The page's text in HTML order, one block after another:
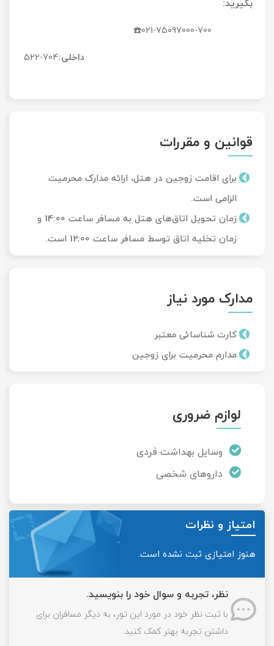
بگیرید:
☎️021-75097000-700
داخلی: 704-522
قوانین و مقررات
برای اقامت زوجین در هتل، ارائه مدارک محرمیت
الزامی است.
زمان تحویل‌ اتاق‌های هتل به مسافر ساعت 14:00 و
زمان تخلیه اتاق توسط مسافر ساعت 12:00 است.
مدارک مورد نیاز
کارت شناسائی معتبر
مدارم محرمیت برای زوجین
لوازم ضروری
وسایل بهداشت فردی
داروهای شخصی
امتیاز و نظرات
هنوز امتیازی ثبت نشده است.
نظر، تجربه و سوال خود را بنویسید.
با ثبت نظر خود در مورد این تور، به دیگر مسافران برای
داشتن تجربه بهتر کمک کنید.